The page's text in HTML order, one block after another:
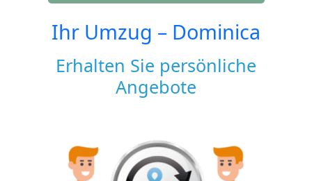
Ihr Umzug – Dominica
Erhalten Sie persönliche
Angebote